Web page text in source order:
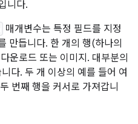
니다.
매개변수는 특정 필드를 지정
만듭니다. 한 개의 행(하나의
운로드 또는 이미지. 대부분의
다. 두 개 이상의 예를 들어 여
번째 행을 커서로 가져갑니